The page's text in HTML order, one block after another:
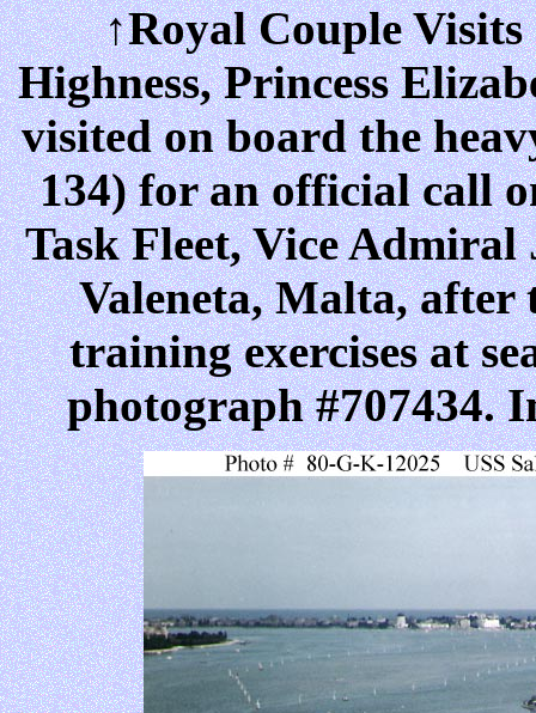
↑Royal Couple
Highness, Princess
visited on board the
134) for an official call
Task Fleet, Vice
Valeneta, Malta, after
training exercises at
photograph #707434.